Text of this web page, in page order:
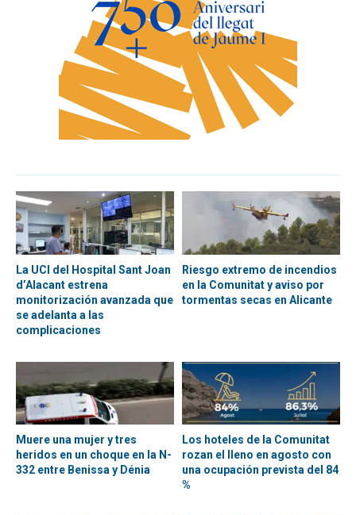
La UCI del Hospital Sant Joan
d’Alacant estrena
monitorización avanzada que
se adelanta a las
complicaciones
Riesgo extremo de incendios
en la Comunitat y aviso por
tormentas secas en Alicante
Muere una mujer y tres
heridos en un choque en la N-
332 entre Benissa y Dénia
Los hoteles de la Comunitat
rozan el lleno en agosto con
una ocupación prevista del 84
%